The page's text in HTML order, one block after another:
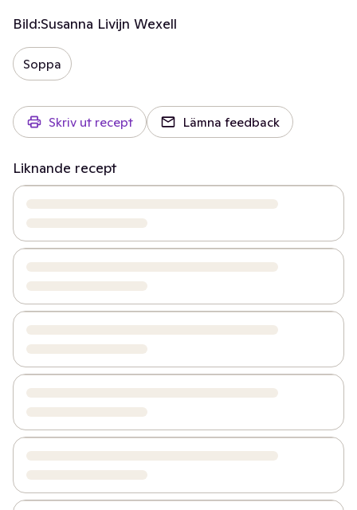
Bild:Susanna Livijn Wexell
Soppa
Skriv ut recept Lämna feedback
Liknande recept